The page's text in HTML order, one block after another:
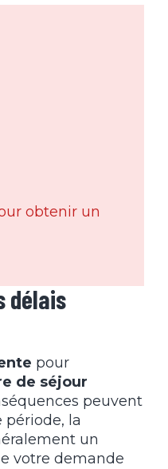
obtenir un
délais
pour
de séjour
peuvent
période, la
un
votre demande